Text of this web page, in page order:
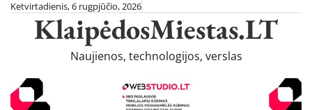
Skip
content
Ketvirtadienis, 6 rugpjūčio, 2026
KlaipėdosMiestas.LT
Naujienos, technologijos, verslas